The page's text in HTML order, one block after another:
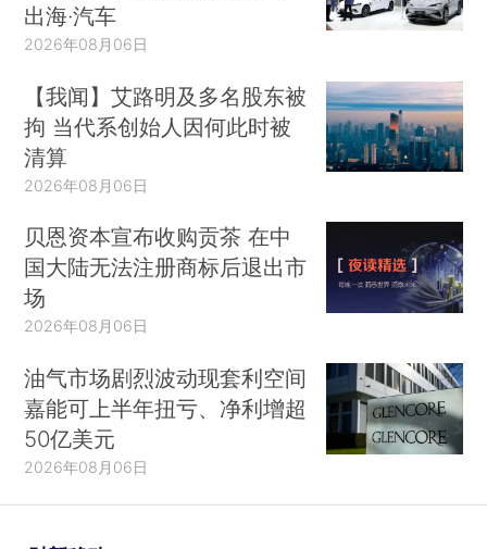
出海·汽车
2026年08月06日
【我闻】艾路明及多名股东被
拘 当代系创始人因何此时被
清算
2026年08月06日
贝恩资本宣布收购贡茶 在中
国大陆无法注册商标后退出市
场
2026年08月06日
油气市场剧烈波动现套利空间
嘉能可上半年扭亏、净利增超
50亿美元
2026年08月06日